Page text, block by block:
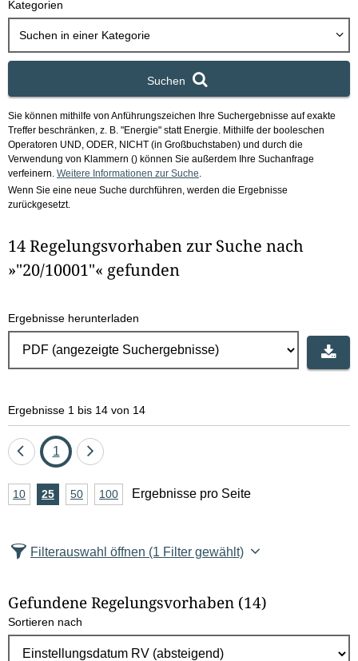
Kategorien
Suchen in einer Kategorie
Suchen
Sie können mithilfe von Anführungszeichen Ihre Suchergebnisse auf exakte
Treffer beschränken, z. B. "Energie" statt Energie. Mithilfe der booleschen
Operatoren UND, ODER, NICHT (in Großbuchstaben) und durch die
Verwendung von Klammern () können Sie außerdem Ihre Suchanfrage
verfeinern. Weitere Informationen zur Suche
Wenn Sie eine neue Suche durchführen, werden die Ergebnisse
zurückgesetzt.
14 Regelungsvorhaben zur Suche nach
»"20/10001"« gefunden
Ergebnisse herunterladen
Ergebnisse 1 bis 14 von 14
Eine
zurück
Seite
1
Eine
vor
A
z
l
E
10Ergebnisse
25Ergebnisse
50Ergebnisse
100Ergebnisse
Ergebnisse pro Seite
Filterauswahl öffnen (1 Filter gewählt)
Gefundene Regelungsvorhaben (14)
Sortieren nach